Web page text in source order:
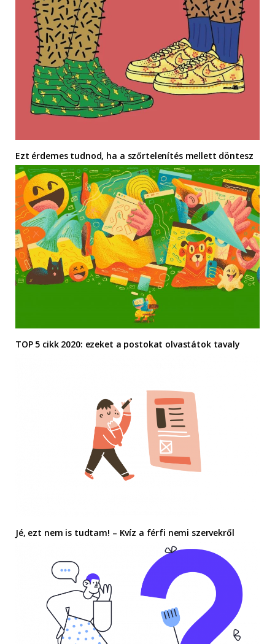
Ezt érdemes tudnod, ha a szőrtelenítés mellett döntesz
TOP 5 cikk 2020: ezeket a postokat olvastátok tavaly
Jé, ezt nem is tudtam! – Kvíz a férfi nemi szervekről